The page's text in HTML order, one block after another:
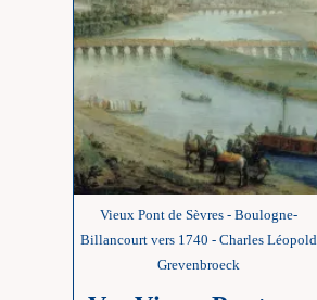
Pourri
Vieux Pont de Sèvres - Boulogne-
Billancourt vers 1740 - Charles Léopold
Grevenbroeck